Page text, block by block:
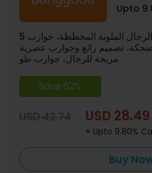
Upto
5 أزواج من جوارب الرجال الملونة المخططة، جوارب
تصميم رائع وجوارب عصرية
مريحة للرجال، جوارب طو
Save 62%
USD 42.74 USD 28.49
+ Upto 9.80%
Buy